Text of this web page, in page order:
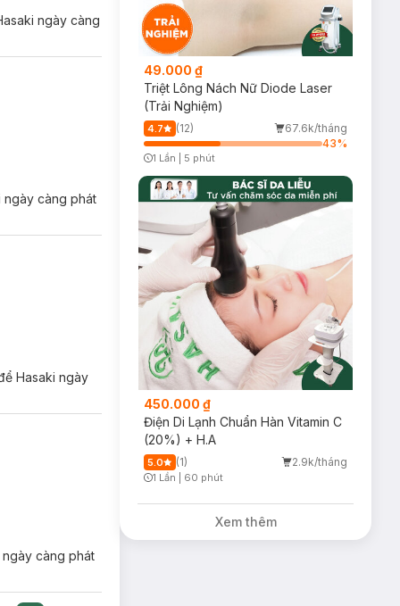
ngày càng
ngày càng phát
Hasaki ngày
ngày càng phát
49.000 ₫
Triệt Lông Nách Nữ Diode Laser
(Trải Nghiệm)
4.7 (12)
67.6k/tháng
43%
1 Lần 5 phút
450.000 ₫
Điện Di Lạnh Chuẩn Hàn Vitamin C
(20%) + H.A
5.0 (1) 2.9k/tháng
1 Lần 60 phút
Xem thêm